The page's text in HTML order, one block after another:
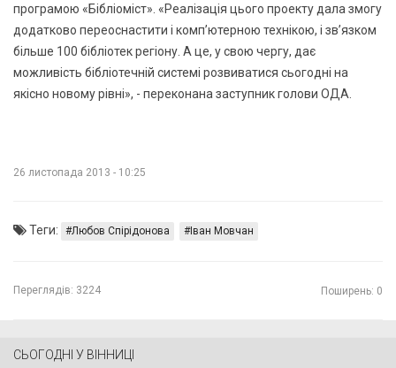
програмою «Бібліоміст». «Реалізація цього проекту дала змогу
додатково переоснастити і комп’ютерною технікою, і зв’язком
більше 100 бібліотек регіону. А це, у свою чергу, дає
можливість бібліотечній системі розвиватися сьогодні на
якісно новому рівні», - переконана заступник голови ОДА.
26 листопада 2013 - 10:25
Теги: Любов Спірідонова Іван Мовчан
Переглядів: 3224 Поширень: 0
СЬОГОДНІ У ВІННИЦІ